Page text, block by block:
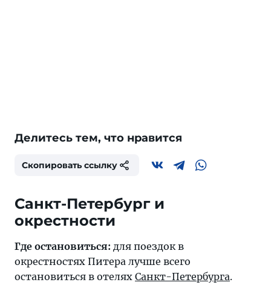
Делитесь тем, что нравится
Скопировать ссылку
Санкт-Петербург и
окрестности
Где остановиться: для поездок в
окрестностях Питера лучше всего
остановиться в отелях Санкт-Петербурга.